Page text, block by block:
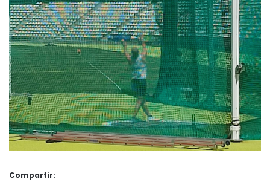
Compartir: